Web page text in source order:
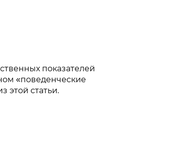
показателей
«поведенческие
этой статьи.